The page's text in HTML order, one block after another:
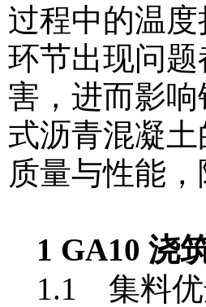
过程中的温
环节出现问
害，进而影
式沥青混凝
质量与性能
1 GA10 浇
1.1 集料